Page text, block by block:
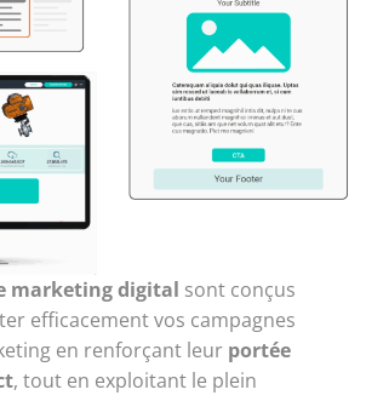
marketing digital sont conçus
efficacement vos campagnes
en renforçant leur portée
, tout en exploitant le plein